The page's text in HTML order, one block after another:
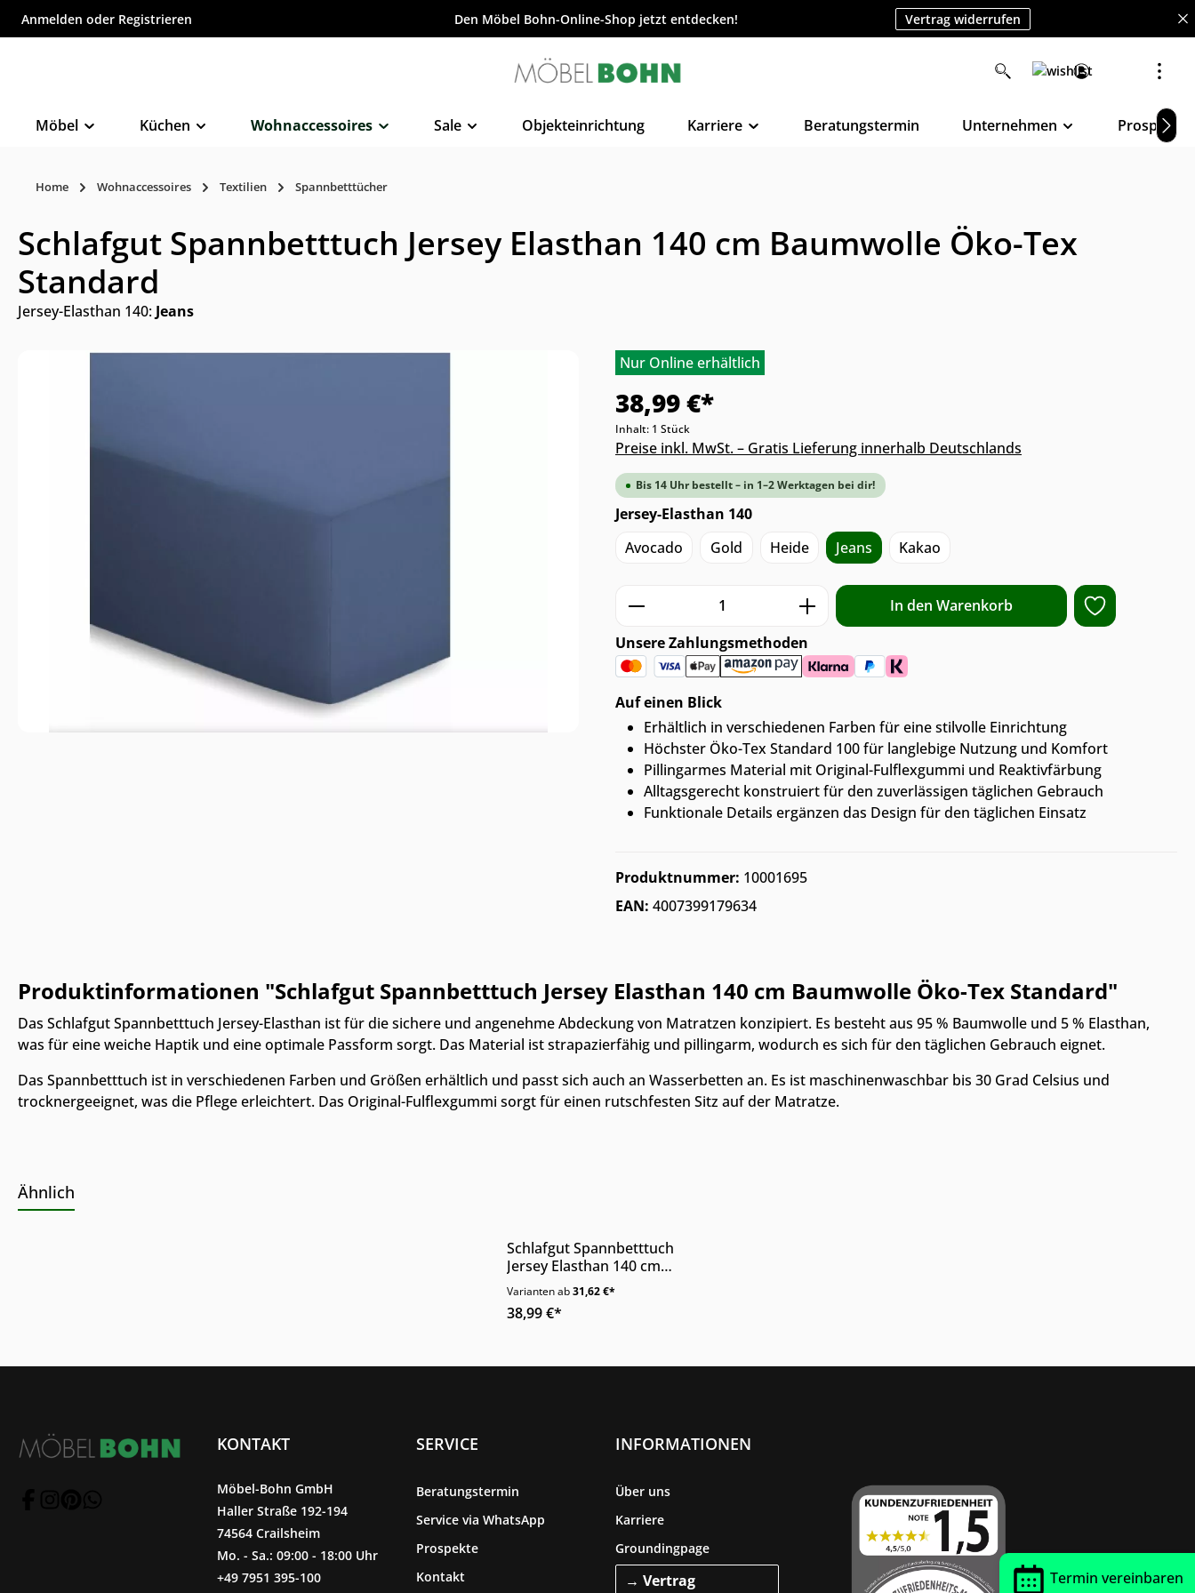
springen
Anmelden oder Registrieren Den Möbel Bohn-Online-Shop jetzt entdecken! Vertrag widerrufen
Möbel Küchen Wohnaccessoires Sale Objekteinrichtung Karriere Beratungstermin Unternehmen Prospekte
Home Wohnaccessoires Textilien Spannbetttücher
Schlafgut Spannbetttuch Jersey Elasthan 140 cm Baumwolle Öko-Tex
Standard
Jersey-Elasthan 140: Jeans
Nur Online erhältlich
38,99 €*
Inhalt: 1 Stück
Preise inkl. MwSt. – Gratis Lieferung innerhalb Deutschlands
Bis 14 Uhr bestellt – in 1–2 Werktagen bei dir!
Jersey-Elasthan 140
Avocado
Gold Heide Jeans Kakao
Produkt Anzahl: Gib den gewünschten Wert ein oder
In den Warenkorb
Unsere Zahlungsmethoden
Auf einen Blick
Erhältlich in verschiedenen Farben für eine stilvolle Einrichtung
Höchster Öko-Tex Standard 100 für langlebige Nutzung und Komfort
Pillingarmes Material mit Original-Fulflexgummi und Reaktivfärbung
Alltagsgerecht konstruiert für den zuverlässigen täglichen Gebrauch
Funktionale Details ergänzen das Design für den täglichen Einsatz
Produktnummer: 10001695
EAN: 4007399179634
Produktinformationen "Schlafgut Spannbetttuch Jersey Elasthan 140 cm Baumwolle Öko-Tex Standard"
Das Schlafgut Spannbetttuch Jersey-Elasthan ist für die sichere und angenehme Abdeckung von Matratzen konzipiert. Es besteht aus 95 % Baumwolle und 5 % Elasthan,
was für eine weiche Haptik und eine optimale Passform sorgt. Das Material ist strapazierfähig und pillingarm, wodurch es sich für den täglichen Gebrauch eignet.
Das Spannbetttuch ist in verschiedenen Farben und Größen erhältlich und passt sich auch an Wasserbetten an. Es ist maschinenwaschbar bis 30 Grad Celsius und
trocknergeeignet, was die Pflege erleichtert. Das Original-Fulflexgummi sorgt für einen rutschfesten Sitz auf der Matratze.
Ähnlich
Schlafgut Spannbetttuch
Jersey Elasthan 140 cm
Baumwolle Öko-Tex
Standard
Varianten ab31,62 €*
38,99 €*
KONTAKT
Möbel-Bohn GmbH
Haller Straße 192-194
74564 Crailsheim
Mo. - Sa.: 09:00 - 18:00 Uhr
+49 7951 395-100
SERVICE
Beratungstermin
Service via WhatsApp
Prospekte
Kontakt
INFORMATIONEN
Über uns
Karriere
Groundingpage
→ Vertrag Termin vereinbaren